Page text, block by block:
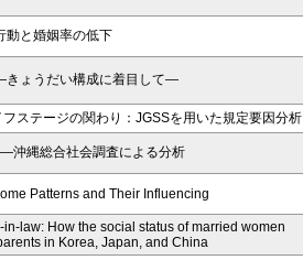
動と婚姻率の低下
きょうだい構成に着目して―
ステージの関わり：JGSSを用いた規定要因分析
沖縄総合社会調査による分析
Patterns and Their Influencing
law: How the social status of married women
in Korea, Japan, and China